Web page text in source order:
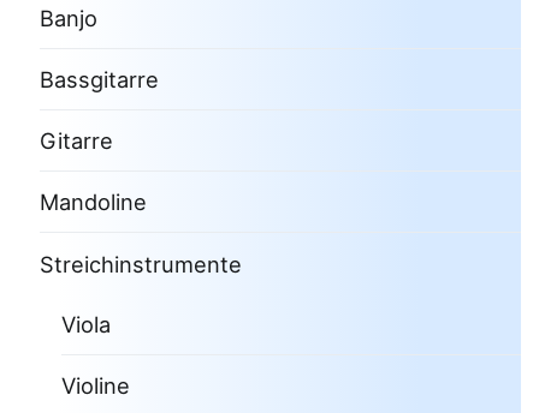
Banjo
Bassgitarre
Gitarre
Mandoline
Streichinstrumente
Viola
Violine